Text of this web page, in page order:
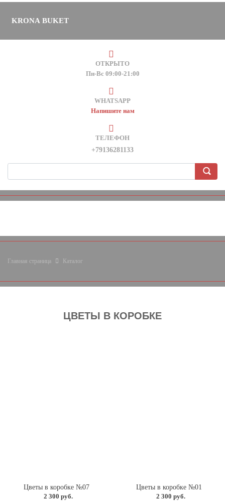
KRONA BUKET
ОТКРЫТО
Пн-Вс 09:00-21:00
WHATSAPP
Напишите нам
ТЕЛЕФОН
+79136281133
Главная страница Каталог
ЦВЕТЫ В КОРОБКЕ
Цветы в коробке №07
2 300 руб.
Цветы в коробке №01
2 300 руб.